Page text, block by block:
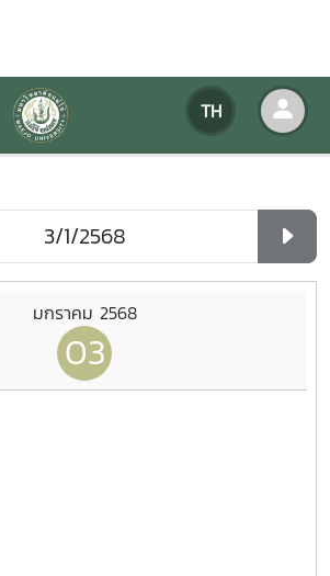
TH
มของหน่วยงาน
ของหน่วยงาน
มกราคม 2568
03